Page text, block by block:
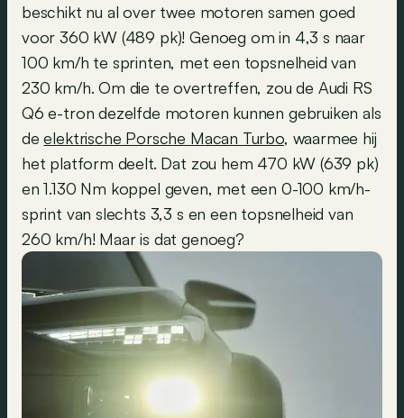
beschikt nu al over twee motoren samen goed
voor 360 kW (489 pk)! Genoeg om in 4,3 s naar
100 km/h te sprinten, met een topsnelheid van
230 km/h. Om die te overtreffen, zou de Audi RS
Q6 e-tron dezelfde motoren kunnen gebruiken als
deelektrische Porsche Macan Turbo, waarmee hij
het platform deelt. Dat zou hem 470 kW (639 pk)
en 1.130 Nm koppel geven, met een 0-100 km/h-
sprint van slechts 3,3 s en een topsnelheid van
260 km/h! Maar is dat genoeg?